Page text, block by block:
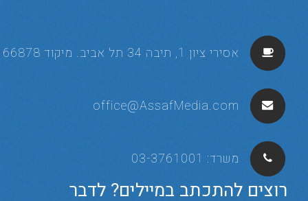
אסירי ציון 1, תיבה 34 תל אביב. מיקוד 66878
office@AssafMedia.com
משרד: 03-3761001
רוצים להתכתב במיילים? לדבר